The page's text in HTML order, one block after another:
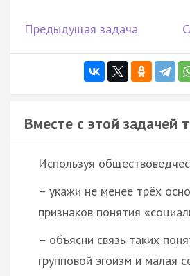
Предыдущая задача
Вместе с этой задачей
Используя
– укажи не менее трёх
признаков понятия
– объясни связь таких
групповой эгоизм и малая